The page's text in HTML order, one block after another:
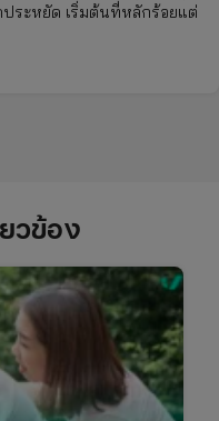
ระหยัด เริ่มต้นที่หลักร้อยแต่
วข้อง